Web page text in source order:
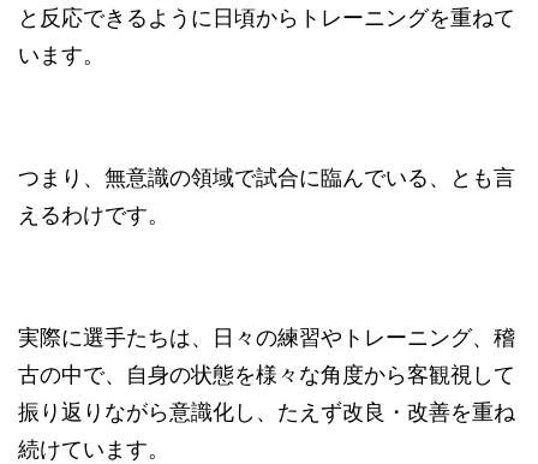
と反応できるように日頃からトレーニングを重ねて
います。
つまり、無意識の領域で試合に臨んでいる、とも言
えるわけです。
実際に選手たちは、日々の練習やトレーニング、稽
古の中で、自身の状態を様々な角度から客観視して
振り返りながら意識化し、たえず改良・改善を重ね
続けています。